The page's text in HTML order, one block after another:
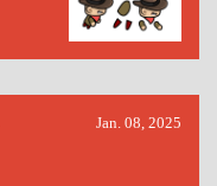
Jan. 08, 2025